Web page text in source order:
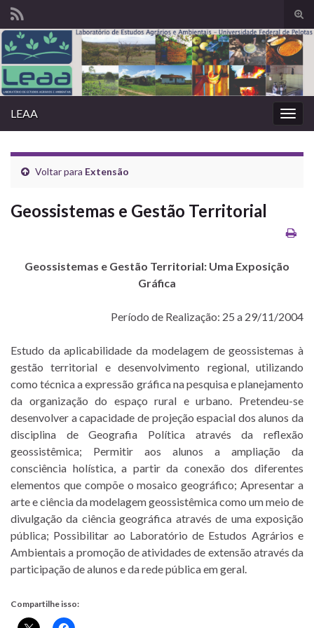
de
Search for:
LEAA
Voltar para Extensão
Geossistemas e Gestão Territorial
Geossistemas e Gestão Territorial: Uma Exposição
Gráfica
Período de Realização: 25 a 29/11/2004
Estudo da aplicabilidade da modelagem de geossistemas à
gestão territorial e desenvolvimento regional, utilizando
como técnica a expressão gráfica na pesquisa e planejamento
da organização do espaço rural e urbano. Pretendeu-se
desenvolver a capacidade de projeção espacial dos alunos da
disciplina de Geografia Política através da reflexão
geossistêmica; Permitir aos alunos a ampliação da
consciência holística, a partir da conexão dos diferentes
elementos que compõe o mosaico geográfico; Apresentar a
arte e ciência da modelagem geossistêmica como um meio de
divulgação da ciência geográfica através de uma exposição
pública; Possibilitar ao Laboratório de Estudos Agrários e
Ambientais a promoção de atividades de extensão através da
participação de alunos e da rede pública em geral.
Compartilhe isso: